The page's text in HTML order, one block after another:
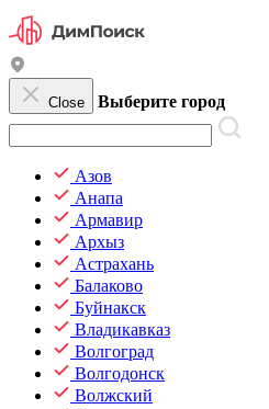
Close Выберите город
Азов
Анапа
Армавир
Архыз
Астрахань
Балаково
Буйнакск
Владикавказ
Волгоград
Волгодонск
Волжский